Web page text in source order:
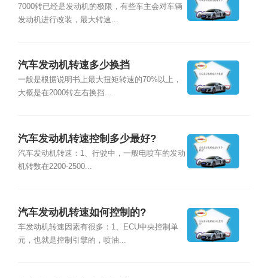
7000转已经是发动机的极限，有些车主会对车辆
发动机进行改装，最大转速...
汽车发动机转速多少换挡
一般是根据说明书上最大扭矩转速的70%以上，
大概是在2000转左右换挡...
汽车发动机转速控制多少最好?
汽车发动机转速：1、行驶中，一般电喷车的发动
机转数在2200-2500...
汽车发动机转速如何控制的?
车发动机转速因素有很多：1、ECU中央控制单
元，也就是控制引擎的，喷油...